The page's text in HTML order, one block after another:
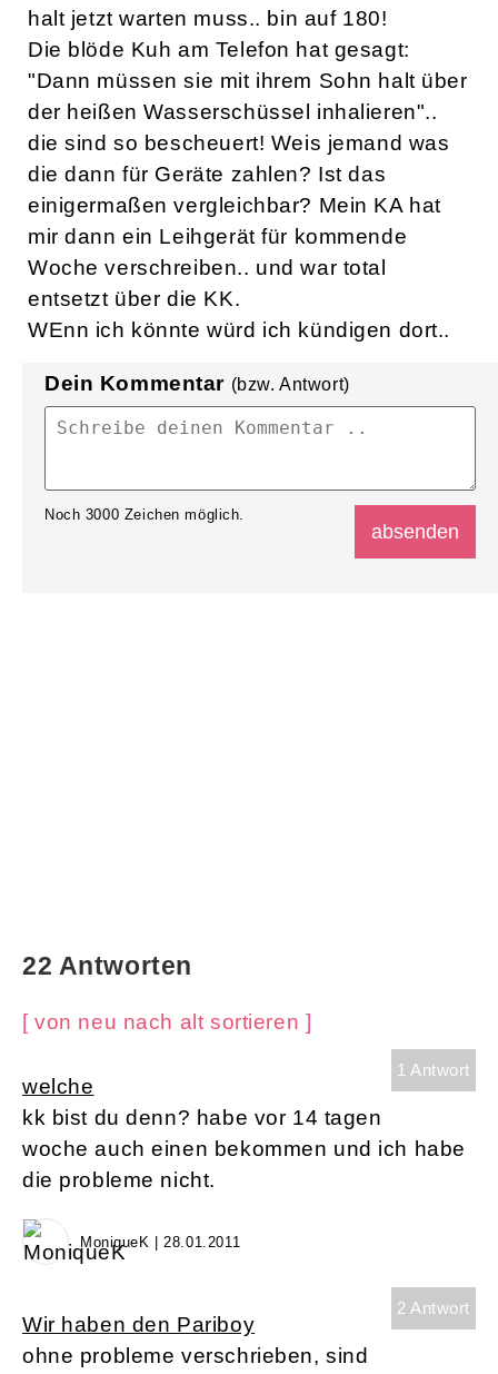
halt jetzt warten muss.. bin auf 180!
Die blöde Kuh am Telefon hat gesagt:
"Dann müssen sie mit ihrem Sohn halt über
der heißen Wasserschüssel inhalieren"..
die sind so bescheuert! Weis jemand was
die dann für Geräte zahlen? Ist das
einigermaßen vergleichbar? Mein KA hat
mir dann ein Leihgerät für kommende
Woche verschreiben.. und war total
entsetzt über die KK.
WEnn ich könnte würd ich kündigen dort..
Dein Kommentar (bzw. Antwort)
Noch 3000 Zeichen möglich.
22 Antworten
[ von neu nach alt sortieren ]
1 Antwort
welche
kk bist du denn? habe vor 14 tagen
woche auch einen bekommen und ich habe
die probleme nicht.
MoniqueK | 28.01.2011
2 Antwort
Wir haben den Pariboy
ohne probleme verschrieben, sind